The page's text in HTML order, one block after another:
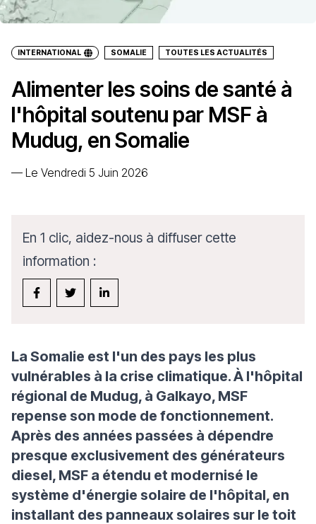
INTERNATIONAL SOMALIE TOUTES LES ACTUALITÉS
Alimenter les soins de santé à
l'hôpital soutenu par MSF à
Mudug, en Somalie
— Le Vendredi 5 Juin 2026
En 1 clic, aidez-nous à diffuser cette
information :
La Somalie est l'un des pays les plus
vulnérables à la crise climatique. À l'hôpital
régional de Mudug, à Galkayo, MSF
repense son mode de fonctionnement.
Après des années passées à dépendre
presque exclusivement des générateurs
diesel, MSF a étendu et modernisé le
système d'énergie solaire de l'hôpital, en
installant des panneaux solaires sur le toit